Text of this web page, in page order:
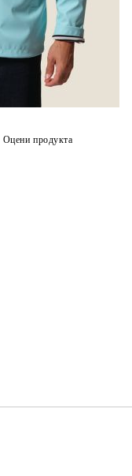
Оцени продукта